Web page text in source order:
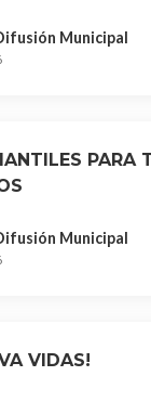
Municipal
PARA
Municipal
VIDAS!